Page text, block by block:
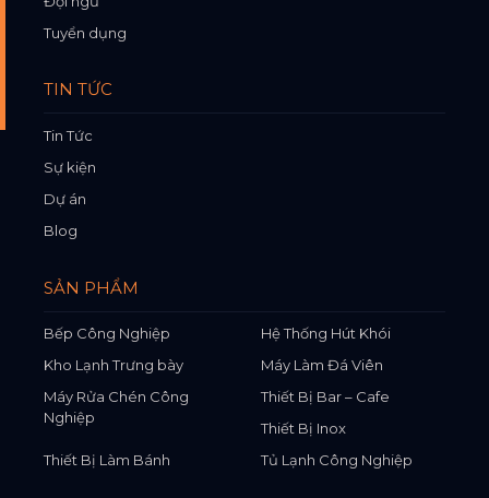
Tuyển dụng
TIN TỨC
Tin Tức
Sự kiện
Dự án
Blog
SẢN PHẨM
Bếp Công Nghiệp
Hệ Thống Hút Khói
Kho Lạnh Trưng bày
Máy Làm Đá Viên
Máy Rửa Chén Công
Nghiệp
Thiết Bị Bar – Cafe
Thiết Bị Inox
Thiết Bị Làm Bánh
Tủ Lạnh Công Nghiệp